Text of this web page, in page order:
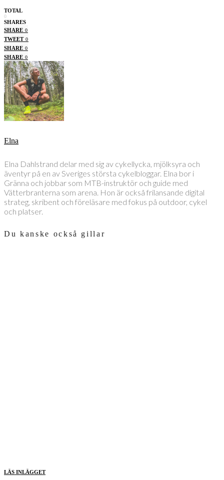
TOTAL
0
SHARES
SHARE 0
TWEET 0
SHARE 0
SHARE 0
Elna
Elna Dahlstrand delar med sig av cykellycka, mjölksyra och
äventyr på en av Sveriges största cykelbloggar. Elna bor i
Gränna och jobbar som MTB-instruktör och guide med
Vätterbranterna som arena. Hon är också frilansande digital
strateg, skribent och föreläsare med fokus på outdoor, cykel
och platser.
Du kanske också gillar
LÄS INLÄGGET